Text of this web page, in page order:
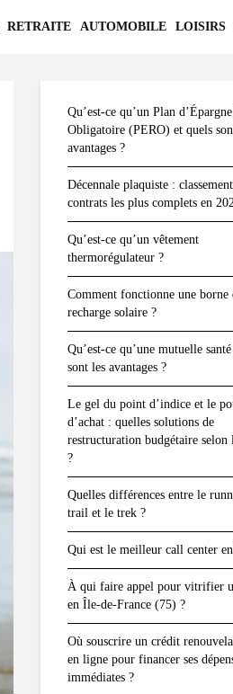
RETRAITE AUTOMOBILE LOISIRS
Qu’est-ce qu’un Plan
Obligatoire (PERO) et quels
avantages ?
Décennale plaquiste :
contrats les plus complets en
Qu’est-ce qu’un vêtement
thermorégulateur ?
Comment fonctionne une borne
recharge solaire ?
Qu’est-ce qu’une mutuelle
sont les avantages ?
Le gel du point d’indice et le
d’achat : quelles solutions de
restructuration budgétaire selon
?
Quelles différences entre le
trail et le trek ?
Qui est le meilleur call center
À qui faire appel pour vitrifier
en Île-de-France (75) ?
Où souscrire un crédit
en ligne pour financer ses
immédiates ?